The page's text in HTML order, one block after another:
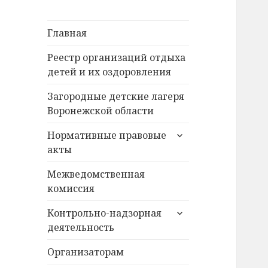
Главная
Реестр организаций отдыха
детей и их оздоровления
Загородные детские лагеря
Воронежской области
Нормативные правовые
акты
раскрыть
Межведомственная
комиссия
Контрольно-надзорная
деятельность
раскрыть
Организаторам